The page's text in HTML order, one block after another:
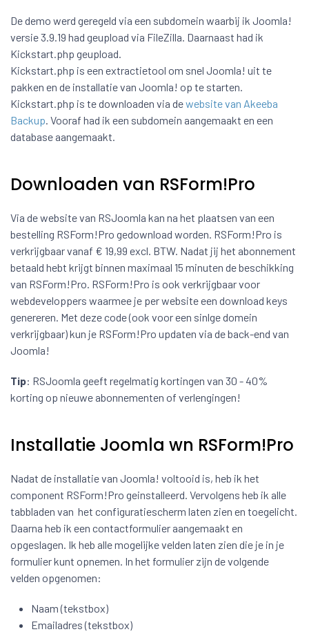
De demo werd geregeld via een subdomein waarbij ik Joomla!
versie 3.9.19 had geupload via FileZilla. Daarnaast had ik
Kickstart.php geupload.
Kickstart.php is een extractietool om snel Joomla! uit te
pakken en de installatie van Joomla! op te starten.
Kickstart.php is te downloaden via dewebsite van Akeeba
Backup. Vooraf had ik een subdomein aangemaakt en een
database aangemaakt.
Downloaden van RSForm!Pro
Via de website van RSJoomla kan na het plaatsen van een
bestelling RSForm!Pro gedownload worden. RSForm!Pro is
verkrijgbaar vanaf € 19,99 excl. BTW. Nadat jij het abonnement
betaald hebt krijgt binnen maximaal 15 minuten de beschikking
van RSForm!Pro. RSForm!Pro is ook verkrijgbaar voor
webdeveloppers waarmee je per website een download keys
genereren. Met deze code (ook voor een sinlge domein
verkrijgbaar) kun je RSForm!Pro updaten via de back-end van
Joomla!
Tip: RSJoomla geeft regelmatig kortingen van 30 - 40%
korting op nieuwe abonnementen of verlengingen!
Installatie Joomla wn RSForm!Pro
Nadat de installatie van Joomla! voltooid is, heb ik het
component RSForm!Pro geinstalleerd. Vervolgens heb ik alle
tabbladen van het configuratiescherm laten zien en toegelicht.
Daarna heb ik een contactformulier aangemaakt en
opgeslagen. Ik heb alle mogelijke velden laten zien die je in je
formulier kunt opnemen. In het formulier zijn de volgende
velden opgenomen:
Naam (tekstbox)
Emailadres (tekstbox)